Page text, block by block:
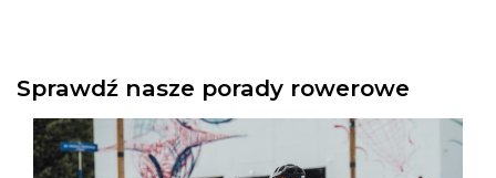
Sprawdź nasze porady rowerowe